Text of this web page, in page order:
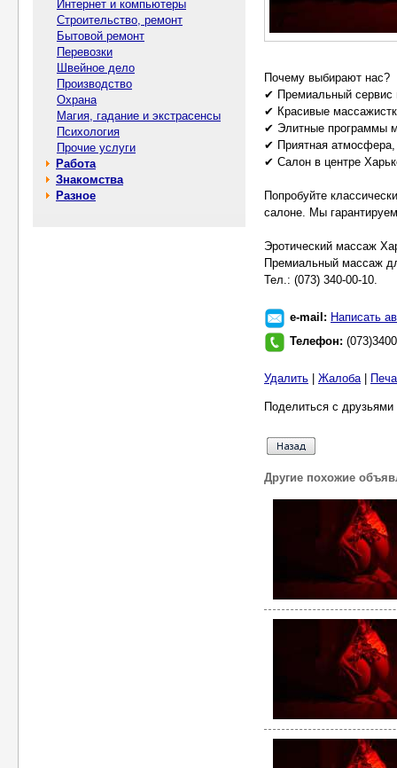
Интернет и компьютеры
Строительство, ремонт
Бытовой ремонт
Перевозки
Швейное дело
Производство
Охрана
Магия, гадание и экстрасенсы
Психология
Прочие услуги
Работа
Знакомства
Разное
Почему выбирают нас?
✔ Премиальный сервис
✔ Кpасивые
✔ Элитные программы
✔ Приятная
✔ Салон в центре
Попробуйте
салоне. Мы
Эpoтический массаж
Премиальный массаж
Тел.: (073) 340-00-10.
e-mail: Написать
Телефон:
Удалить Жалоба|
Поделиться с
Другие похожие